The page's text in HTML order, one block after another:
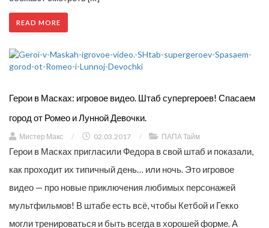
READ MORE
Герои в Масках: игровое видео. Штаб супергероев! Спасаем
город от Ромео и Лунной Девочки.
Мистер Макс / 02.03.2017 / ПАПА Тайм
Герои в Масках пригласили Федора в свой штаб и показали,
как проходит их типичный день… или ночь. Это игровое
видео — про новые приключения любимых персонажей
мультфильмов! В штабе есть всё, чтобы Кетбой и Гекко
могли тренироваться и быть всегда в хорошей форме. А